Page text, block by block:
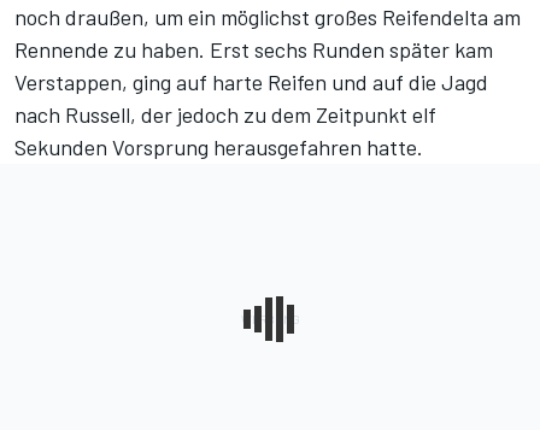
noch draußen, um ein möglichst großes Reifendelta am
Rennende zu haben. Erst sechs Runden später kam
Verstappen, ging auf harte Reifen und auf die Jagd
nach Russell, der jedoch zu dem Zeitpunkt elf
Sekunden Vorsprung herausgefahren hatte.